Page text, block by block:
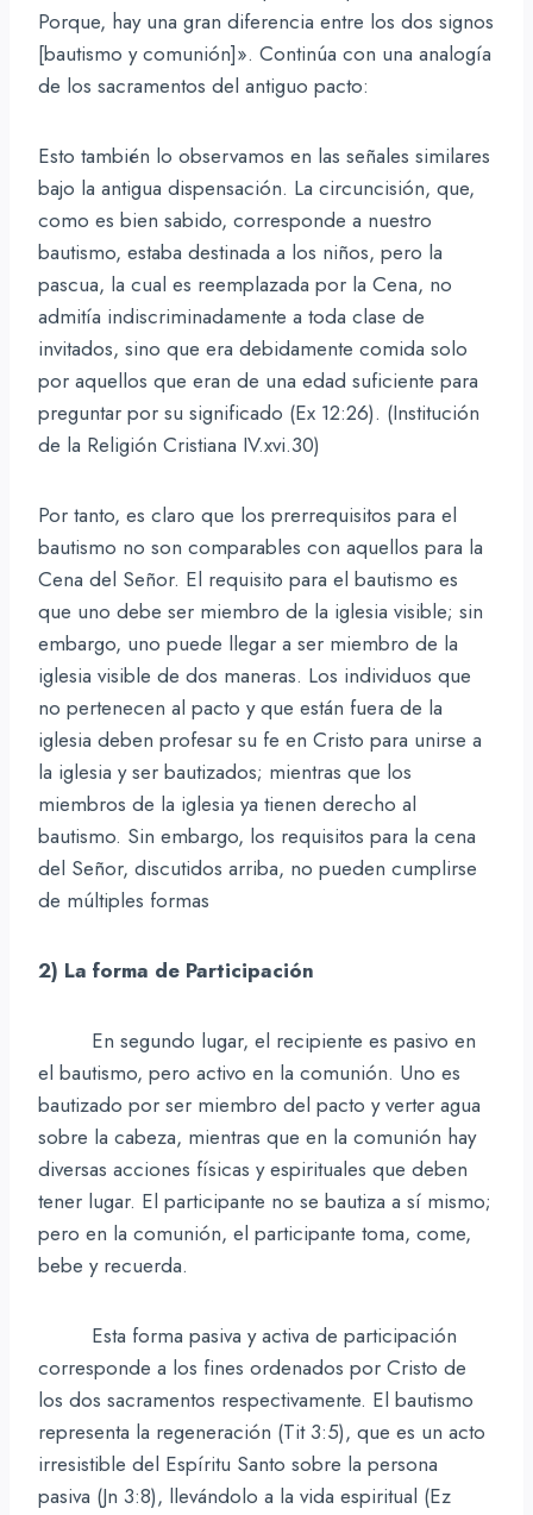
Porque, hay una gran diferencia entre los dos signos
[bautismo y comunión]». Continúa con una analogía
de los sacramentos del antiguo pacto:
Esto también lo observamos en las señales similares
bajo la antigua dispensación. La circuncisión, que,
como es bien sabido, corresponde a nuestro
bautismo, estaba destinada a los niños, pero la
pascua, la cual es reemplazada por la Cena, no
admitía indiscriminadamente a toda clase de
invitados, sino que era debidamente comida solo
por aquellos que eran de una edad suficiente para
preguntar por su significado (Ex 12:26). (Institución
de la Religión Cristiana IV.xvi.30)
Por tanto, es claro que los prerrequisitos para el
bautismo no son comparables con aquellos para la
Cena del Señor. El requisito para el bautismo es
que uno debe ser miembro de la iglesia visible; sin
embargo, uno puede llegar a ser miembro de la
iglesia visible de dos maneras. Los individuos que
no pertenecen al pacto y que están fuera de la
iglesia deben profesar su fe en Cristo para unirse a
la iglesia y ser bautizados; mientras que los
miembros de la iglesia ya tienen derecho al
bautismo. Sin embargo, los requisitos para la cena
del Señor, discutidos arriba, no pueden cumplirse
de múltiples formas
2) La forma de Participación
En segundo lugar, el recipiente es pasivo en
el bautismo, pero activo en la comunión. Uno es
bautizado por ser miembro del pacto y verter agua
sobre la cabeza, mientras que en la comunión hay
diversas acciones físicas y espirituales que deben
tener lugar. El participante no se bautiza a sí mismo;
pero en la comunión, el participante toma, come,
bebe y recuerda.
Esta forma pasiva y activa de participación
corresponde a los fines ordenados por Cristo de
los dos sacramentos respectivamente. El bautismo
representa la regeneración (Tit 3:5), que es un acto
irresistible del Espíritu Santo sobre la persona
pasiva (Jn 3:8), llevándolo a la vida espiritual (Ez